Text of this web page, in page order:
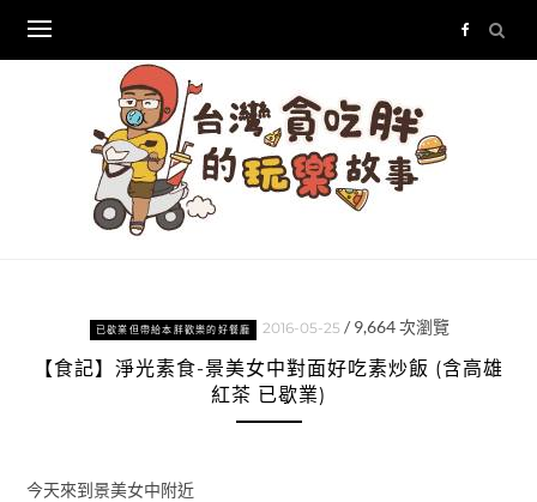
content
已歇業但帶給本胖歡樂的好餐廳 2016-05-25 / 9,664次瀏覽
【食記】淨光素食-景美女中對面好吃素炒飯 (含高雄
紅茶 已歇業)
今天來到景美女中附近